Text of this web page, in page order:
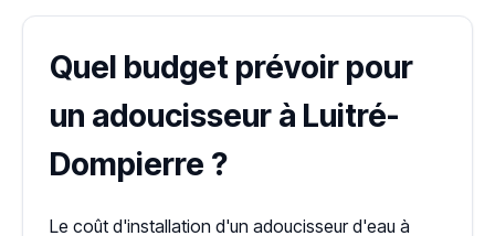
Quel budget prévoir pour
un adoucisseur à Luitré-
Dompierre ?
Le coût d'installation d'un adoucisseur d'eau à